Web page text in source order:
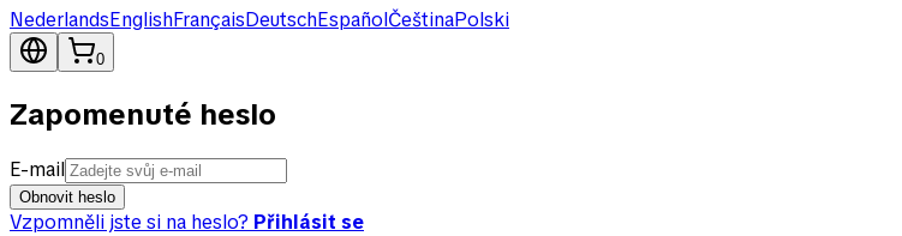
NederlandsEnglishFrançaisDeutschEspañolČeštinaPolski
0
Zapomenuté heslo
E-mail
Obnovit heslo
Vzpomněli jste si na heslo? Přihlásit se